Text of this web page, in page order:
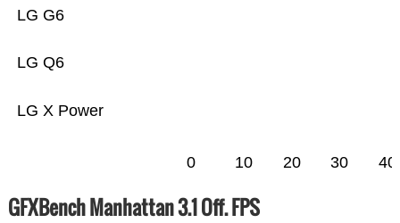
LG X Power
LG Q6
LG G6
0 10 20 30 40
GFXBench Manhattan 3.1 Off. FPS